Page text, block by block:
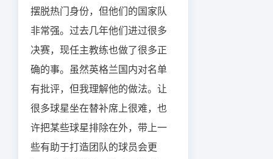
摆脱热门身份，但他们的国家队
非常强。过去几年他们进过很多
决赛，现任主教练也做了很多正
确的事。虽然英格兰国内对名单
有批评，但我理解他的做法。让
很多球星坐在替补席上很难，也
许把某些球星排除在外，带上一
些有助于打造团队的球员会更